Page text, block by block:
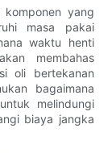
yang
masa pakai
waktu henti
membahas
oli bertekanan
bagaimana
melindungi
biaya jangka